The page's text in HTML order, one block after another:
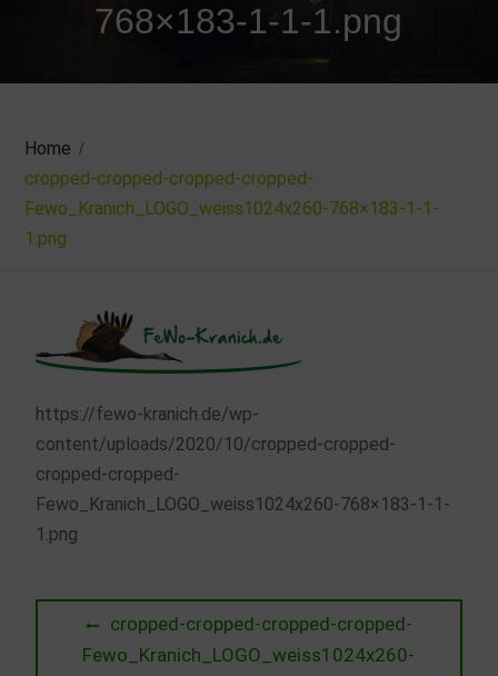
768×183-1-1-1.png
Home
cropped-cropped-cropped-cropped-
Fewo_Kranich_LOGO_weiss1024x260-768×183-1-1-
1.png
https://fewo-kranich.de/wp-
content/uploads/2020/10/cropped-cropped-
cropped-cropped-
Fewo_Kranich_LOGO_weiss1024x260-768×183-1-1-
1.png
Beitragsnavigation
Previous
post:
cropped-cropped-cropped-cropped-
Fewo_Kranich_LOGO_weiss1024x260-